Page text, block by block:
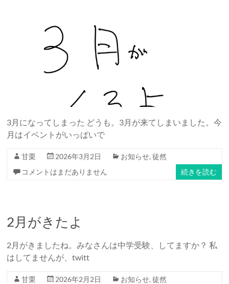
3月になってしまった どうも。3月が来てしまいました。今
月はイベントがいっぱいで
甘栗 2026年3月2日 お知らせ,徒然
コメントはまだありません
続きを読む
2月がきたよ
2月がきましたね。みなさんは中学受験、してますか？ 私
はしてませんが、twitt
甘栗 2026年2月2日 お知らせ,徒然